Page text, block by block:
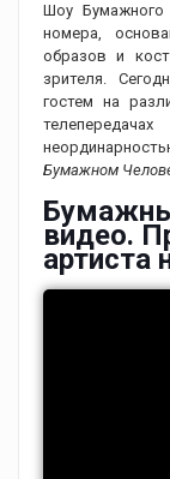
Шоу
номера,
образов и
зрителя.
гостем на
Бумажном
видео.
артиста